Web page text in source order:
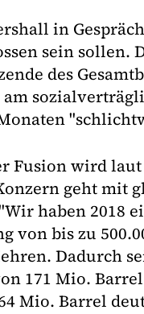
in
sein
des
Fusion wird
geht mit
haben 2018
von bis zu
Dadurch
171 Mio.
Mio. Barrel